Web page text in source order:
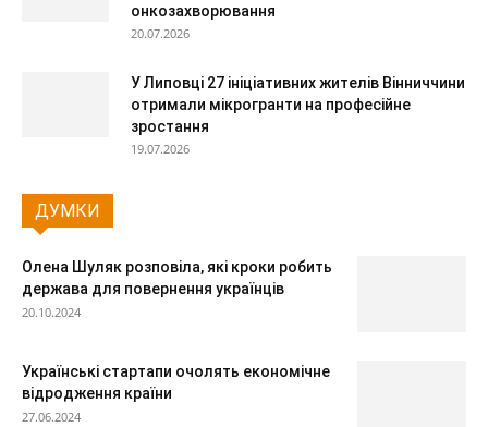
онкозахворювання
20.07.2026
У Липовці 27 ініціативних жителів Вінниччини
отримали мікрогранти на професійне
зростання
19.07.2026
ДУМКИ
Олена Шуляк розповіла, які кроки робить
держава для повернення українців
20.10.2024
Українські стартапи очолять економічне
відродження країни
27.06.2024